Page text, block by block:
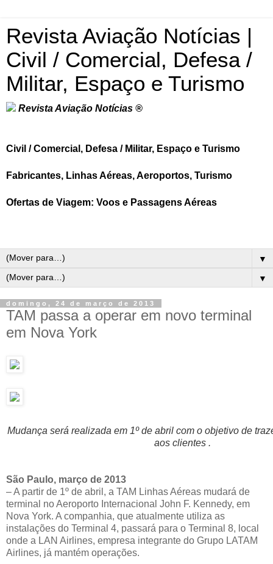
Revista Aviação Notícias |
Civil / Comercial, Defesa /
Militar, Espaço e Turismo
Revista Aviação Notícias ®
Civil / Comercial, Defesa / Militar, Espaço e Turismo
Fabricantes, Linhas Aéreas, Aeroportos, Turismo
Ofertas de Viagem: Voos e Passagens Aéreas
▼
▼
domingo, 24 de março de 2013
TAM passa a operar em novo terminal
em Nova York
Mudança será realizada em 1º de abril com o objetivo de
aos clientes .
São Paulo, março de 2013
– A partir de 1º de abril, a TAM Linhas Aéreas mudará de
terminal no Aeroporto Internacional John F. Kennedy, em
Nova York. A companhia, que atualmente utiliza as
instalações do Terminal 4, passará para o Terminal 8, local
onde a LAN Airlines, empresa integrante do Grupo LATAM
Airlines, já mantém operações.